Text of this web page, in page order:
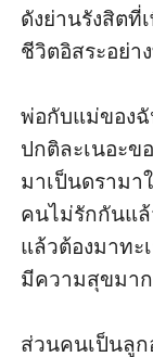
ดังย่านรังสิตที่
ชีวิตอิสระอย่า
พ่อกับแม่ของฉั
ปกติละเนอะข
มาเป็นดรามา
คนไม่รักกันแล้
แล้วต้องมาทะ
มีความสุขมา
ส่วนคนเป็นลูก